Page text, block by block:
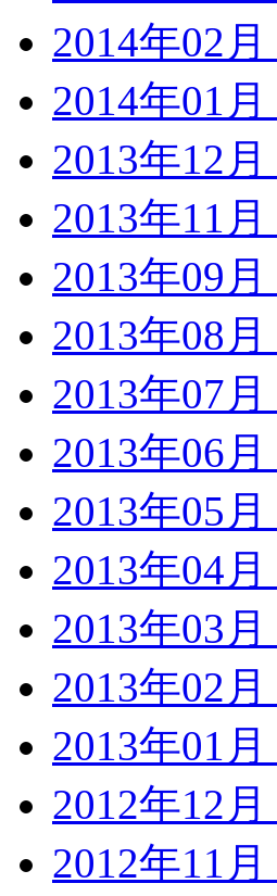
2014年02月
2014年01月
2013年12月
2013年11月
2013年09月
2013年08月
2013年07月
2013年06月
2013年05月
2013年04月
2013年03月
2013年02月
2013年01月
2012年12月
2012年11月